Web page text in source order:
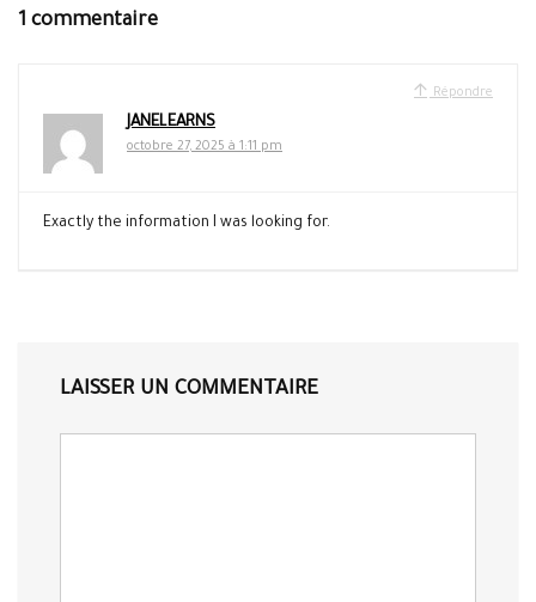
1 commentaire
Répondre
JANELEARNS
octobre 27, 2025 à 1:11 pm
Exactly the information I was looking for.
LAISSER UN COMMENTAIRE